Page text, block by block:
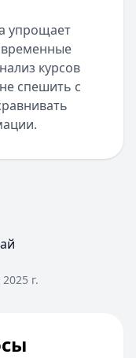
упрощает
курсов
спешить с
г.